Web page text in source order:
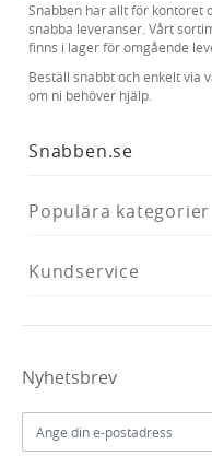
Snabben har allt för kontoret
snabba leveranser. Vårt
finns i lager för omgående
Beställ snabbt och enkelt via
om ni behöver hjälp.
Snabben.se
Populära kategorier
Kundservice
Nyhetsbrev